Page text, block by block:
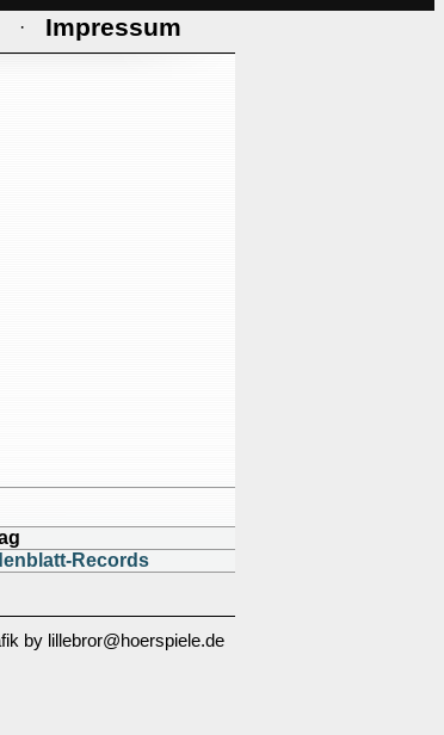
· Impressum
Records
by lillebror@hoerspiele.de